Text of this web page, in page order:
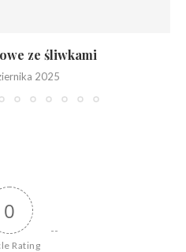
ze śliwkami
2025
0
Rating